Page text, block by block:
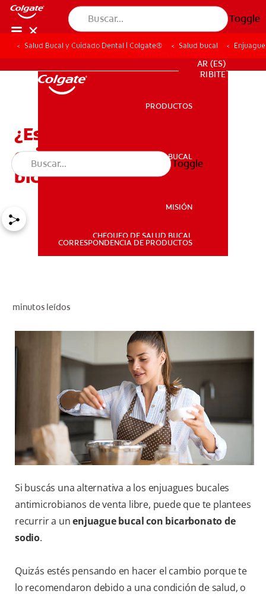
Toggle
SALUD BUCAL
PARA PROFESIONALES
SUSCRIBITE
PARA PROFESIONALES
AR (ES)
SUSCRIBITE
PRODUCTOS
SALUD BUCAL
MISIÓN
CHEQUEO DE SALUD BUCAL
CORRESPONDENCIA DE PRODUCTOS
Toggle
Salud Bucal y Cuidado Dental | Colgate® Salud bucal
¿Es seguro y eficaz el
enjuague bucal con
bicarbonato de sodio?
minutos leídos
Si buscás una alternativa a los enjuagues bucales
antimicrobianos de venta libre, puede que te plantees
recurrir a unenjuague bucal con bicarbonato de
sodio.
Quizás estés pensando en hacer el cambio porque te
lo recomendaron debido a una condición de salud, o